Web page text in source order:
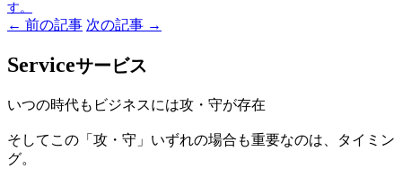
す。
← 前の記事 次の記事 →
Serviceサービス
いつの時代もビジネスには攻・守が存在
そしてこの「攻・守」いずれの場合も重要なのは、タイミン
グ。